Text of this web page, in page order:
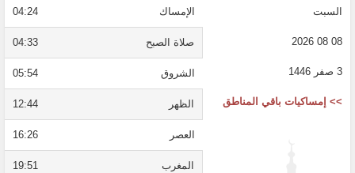
السبت
08 08 2026
3 صفر 1446
>> إمساكيات باقي المناطق
الإمساك 04:24
صلاة الصبح 04:33
الشروق 05:54
الظهر 12:44
العصر 16:26
المغرب 19:51